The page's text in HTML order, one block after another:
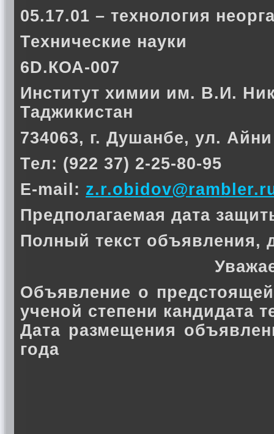
05.17.01 – технология
Технические науки
6D.КОА-007
Институт химии им. В.И.
Таджикистан
734063, г. Душанбе, ул.
Тел: (922 37) 2-25-80-95
E-mail:
Предполагаемая дата
Полный текст объявления,
Объявление о
ученой степени кандидата
Дата размещения
года